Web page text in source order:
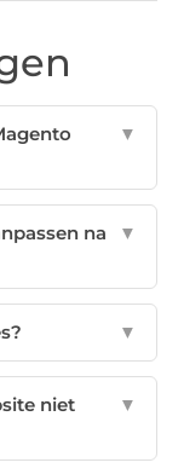
▼
na
▼
▼
niet
▼